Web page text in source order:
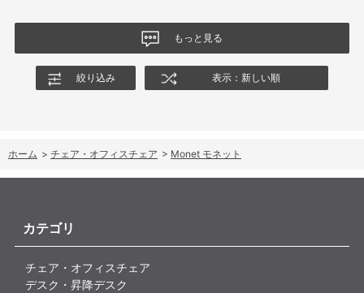
もっと見る
絞り込み 表示：新しい順
ホーム > チェア・オフィスチェア > Monet モネット
カテゴリ
チェア・オフィスチェア
デスク・昇降デスク